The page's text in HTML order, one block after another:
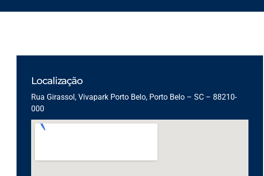
Localização
Rua Girassol, Vivapark Porto Belo, Porto Belo – SC – 88210-
000